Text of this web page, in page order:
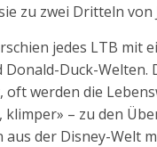
zu zwei Dritteln von
jedes LTB mit
Duck-
oft werden die
klimper» – zu den
der Disney-Welt